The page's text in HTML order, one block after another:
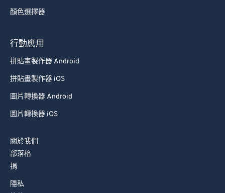
顏色選擇器
行動應用
拼貼畫製作器 Android
拼貼畫製作器 iOS
圖片轉換器 Android
圖片轉換器 iOS
關於我們
部落格
捐
隱私